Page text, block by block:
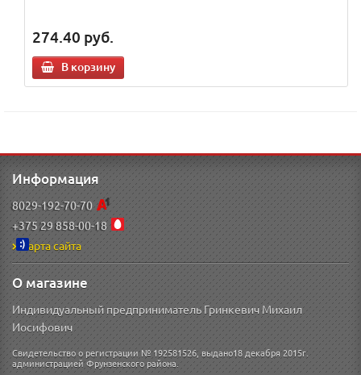
274.40 руб.
В корзину
Информация
8029-192-70-70
+375 29 858-00-18
Карта сайта
О магазине
Индивидуальный предприниматель Гринкевич Михаил
Иосифович
Свидетельство о регистрации № 192581526, выдано18 декабря 2015г.
администрацией Фрунзенского района.